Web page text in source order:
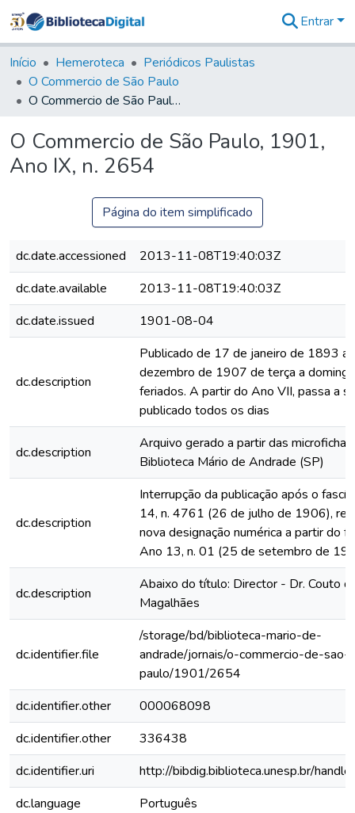
&
Coleções
Tudo na
Biblioteca
Estatísticas
Entrar
Início Hemeroteca
Periódicos Paulistas
O Commercio de São Paulo
O Commercio de São Paulo, 1901, Ano IX, n. 2654
O Commercio de São Paulo, 1901,
Ano IX, n. 2654
Página do item simplificado
dc.date.accessioned
2013-11-08T19:40:03Z
dc.date.available
2013-11-08T19:40:03Z
dc.date.issued
1901-08-04
dc.description
Publicado de 17 de janeiro de 1893 a
dezembro de 1907 de terça a
feriados. A partir do Ano VII, passa a
publicado todos os dias
dc.description
Arquivo gerado a partir das
Biblioteca Mário de Andrade (SP)
dc.description
Interrupção da publicação após o
14, n. 4761 (26 de julho de 1906),
nova designação numérica a partir do
Ano 13, n. 01 (25 de setembro de
dc.description
Abaixo do título: Director - Dr. Couto
Magalhães
dc.identifier.file
/storage/bd/biblioteca-mario-de-
andrade/jornais/o-commercio-de-sao-
paulo/1901/2654
dc.identifier.other
000068098
dc.identifier.other
336438
dc.identifier.uri
http://bibdig.biblioteca.unesp.br/
dc.language
Português